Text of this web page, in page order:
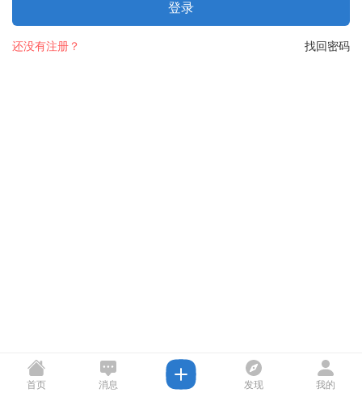
登录
找回密码
还没有注册？
首页 消息 发现 我的